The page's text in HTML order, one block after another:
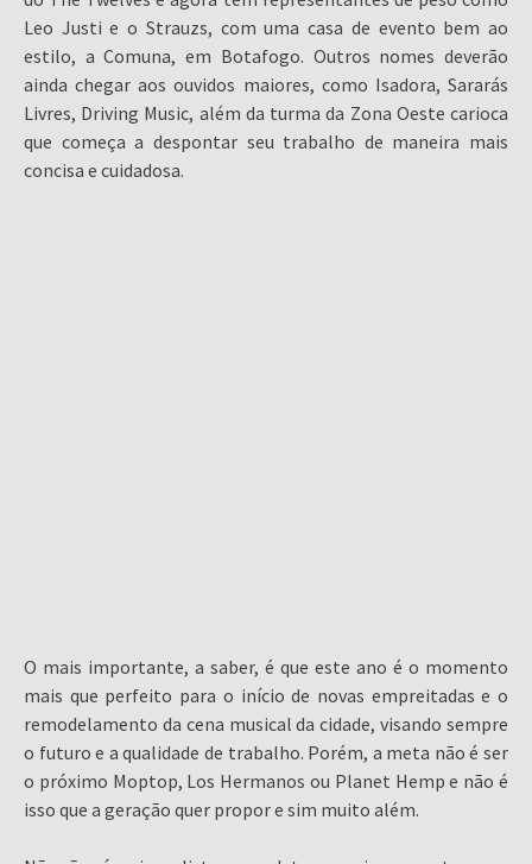
Leo Justi e o Strauzs, com uma casa de evento bem ao
estilo, a Comuna, em Botafogo. Outros nomes deverão
ainda chegar aos ouvidos maiores, como Isadora, Sararás
Livres, Driving Music, além da turma da Zona Oeste carioca
que começa a despontar seu trabalho de maneira mais
concisa e cuidadosa.
O mais importante, a saber, é que este ano é o momento
mais que perfeito para o início de novas empreitadas e o
remodelamento da cena musical da cidade, visando sempre
o futuro e a qualidade de trabalho. Porém, a meta não é ser
o próximo Moptop, Los Hermanos ou Planet Hemp e não é
isso que a geração quer propor e sim muito além.